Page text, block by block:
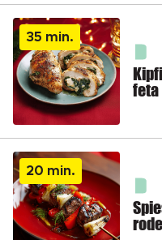
35 min.
feta
20 min.